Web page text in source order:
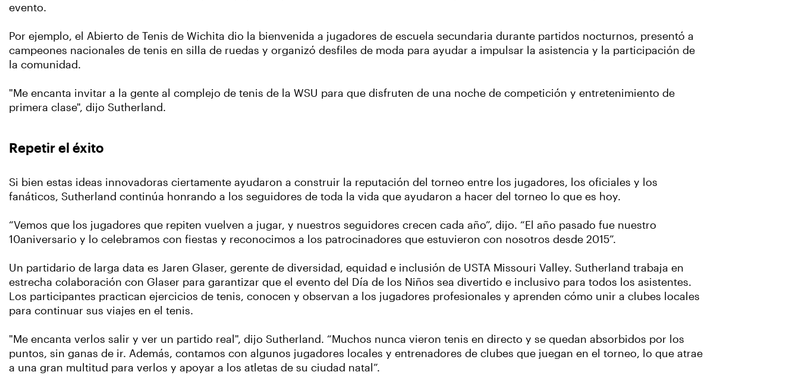
evento.
Por ejemplo, el Abierto de Tenis de Wichita dio la bienvenida a jugadores de escuela secundaria durante partidos nocturnos, presentó a
campeones nacionales de tenis en silla de ruedas y organizó desfiles de moda para ayudar a impulsar la asistencia y la participación de
la comunidad.
"Me encanta invitar a la gente al complejo de tenis de la WSU para que disfruten de una noche de competición y entretenimiento de
primera clase", dijo Sutherland.
Repetir el éxito
Si bien estas ideas innovadoras ciertamente ayudaron a construir la reputación del torneo entre los jugadores, los oficiales y los
fanáticos, Sutherland continúa honrando a los seguidores de toda la vida que ayudaron a hacer del torneo lo que es hoy.
“Vemos que los jugadores que repiten vuelven a jugar, y nuestros seguidores crecen cada año”, dijo. “El año pasado fue nuestro
10aniversario y lo celebramos con fiestas y reconocimos a los patrocinadores que estuvieron con nosotros desde 2015”.
Un partidario de larga data es Jaren Glaser, gerente de diversidad, equidad e inclusión de USTA Missouri Valley. Sutherland trabaja en
estrecha colaboración con Glaser para garantizar que el evento del Día de los Niños sea divertido e inclusivo para todos los asistentes.
Los participantes practican ejercicios de tenis, conocen y observan a los jugadores profesionales y aprenden cómo unir a clubes locales
para continuar sus viajes en el tenis.
"Me encanta verlos salir y ver un partido real", dijo Sutherland. “Muchos nunca vieron tenis en directo y se quedan absorbidos por los
puntos, sin ganas de ir. Además, contamos con algunos jugadores locales y entrenadores de clubes que juegan en el torneo, lo que atrae
a una gran multitud para verlos y apoyar a los atletas de su ciudad natal”.